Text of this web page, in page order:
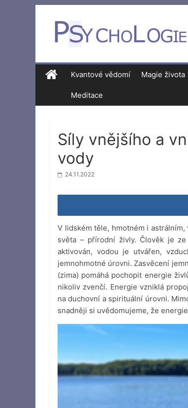
Kvantové vědomí Magie života
Meditace
Síly vnějšího a
vody
24.11.2022
V lidském těle, hmotném i
světa – přírodní živly. Člověk je
aktivován, vodou je utvářen,
jemnohmotné úrovni. Zasvěcení
(zima) pomáhá pochopit energie
nikoliv zvenčí. Energie vzniklá
na duchovní a spirituální úrovni.
snadněji si uvědomujeme, že